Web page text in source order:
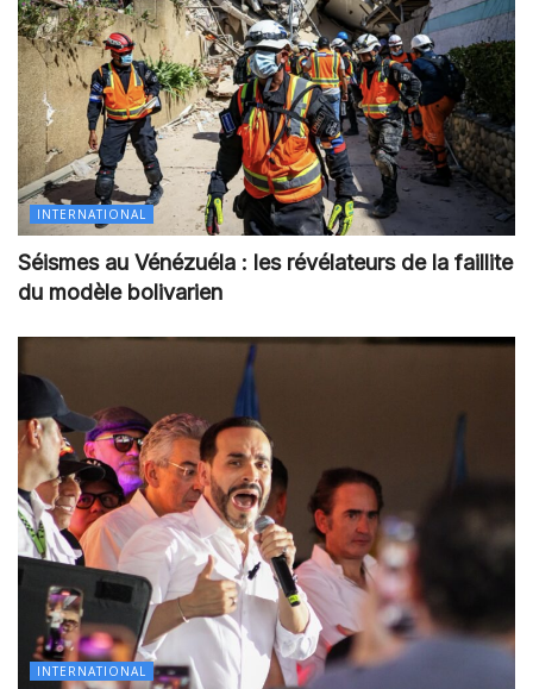
INTERNATIONAL
Séismes au Vénézuéla : les révélateurs de la faillite
du modèle bolivarien
INTERNATIONAL